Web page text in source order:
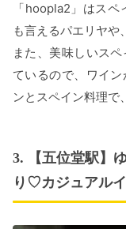
「hoopla2」はス
も言えるパエリヤ
また、美味しいス
ているので、ワイ
ンとスペイン料理で
3. 【五位堂駅】
り♡カジュアル